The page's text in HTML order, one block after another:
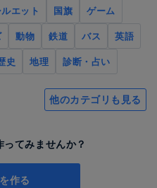
エット 国旗
ゲーム
動物 鉄道 バス
英語
史 地理 診断・占い
他のカテゴリも見る
てみませんか？
作る